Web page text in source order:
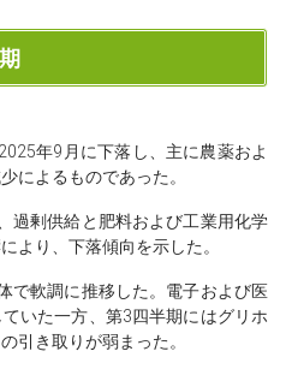
年9月に下落し、主に農薬およ
によるものであった。
過剰供給と肥料および工業用化学
より、下落傾向を示した。
で軟調に推移した。電子および医
いた一方、第3四半期にはグリホ
引き取りが弱まった。